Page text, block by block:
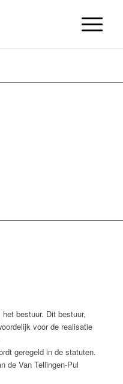
bestuur. Dit bestuur,
voor de realisatie
geregeld in de statuten.
de Van Tellingen-Pul